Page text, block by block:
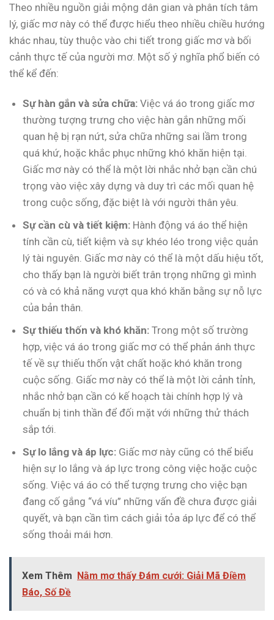
Theo nhiều nguồn giải mộng dân gian và phân tích tâm
lý, giấc mơ này có thể được hiểu theo nhiều chiều hướng
khác nhau, tùy thuộc vào chi tiết trong giấc mơ và bối
cảnh thực tế của người mơ. Một số ý nghĩa phổ biến có
thể kể đến:
Sự hàn gắn và sửa chữa: Việc vá áo trong giấc mơ
thường tượng trưng cho việc hàn gắn những mối
quan hệ bị rạn nứt, sửa chữa những sai lầm trong
quá khứ, hoặc khắc phục những khó khăn hiện tại.
Giấc mơ này có thể là một lời nhắc nhở bạn cần chú
trọng vào việc xây dựng và duy trì các mối quan hệ
trong cuộc sống, đặc biệt là với người thân yêu.
Sự cần cù và tiết kiệm: Hành động vá áo thể hiện
tính cần cù, tiết kiệm và sự khéo léo trong việc quản
lý tài nguyên. Giấc mơ này có thể là một dấu hiệu tốt,
cho thấy bạn là người biết trân trọng những gì mình
có và có khả năng vượt qua khó khăn bằng sự nỗ lực
của bản thân.
Sự thiếu thốn và khó khăn: Trong một số trường
hợp, việc vá áo trong giấc mơ có thể phản ánh thực
tế về sự thiếu thốn vật chất hoặc khó khăn trong
cuộc sống. Giấc mơ này có thể là một lời cảnh tỉnh,
nhắc nhở bạn cần có kế hoạch tài chính hợp lý và
chuẩn bị tinh thần để đối mặt với những thử thách
sắp tới.
Sự lo lắng và áp lực: Giấc mơ này cũng có thể biểu
hiện sự lo lắng và áp lực trong công việc hoặc cuộc
sống. Việc vá áo có thể tượng trưng cho việc bạn
đang cố gắng “vá víu” những vấn đề chưa được giải
quyết, và bạn cần tìm cách giải tỏa áp lực để có thể
sống thoải mái hơn.
Xem Thêm Nằm mơ thấy Đám cưới: Giải Mã Điềm
Báo, Số Đề